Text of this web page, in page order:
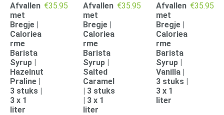
Afvallen
met
Bregje |
Caloriea
rme
Barista
Syrup |
Hazelnut
Praline |
3 stuks |
3 x 1
liter
€35.95
Afvallen
met
Bregje |
Caloriea
rme
Barista
Syrup |
Salted
Caramel
| 3 stuks
| 3 x 1
liter
€35.95
Afvallen
met
Bregje |
Caloriea
rme
Barista
Syrup |
Vanilla |
3 stuks |
3 x 1
liter
€35.95